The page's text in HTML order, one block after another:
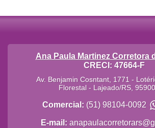
Ana Paula Martinez Corretora
CRECI: 47664-F
Av. Benjamin Cosntant, 1771 -
Florestal- Lajeado/RS,
Comercial: (51) 98104-0092
E-mail: